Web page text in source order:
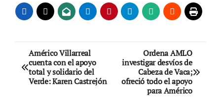
Navegación
de
Américo Villarreal
cuenta con el apoyo
total y solidario del
Verde: Karen Castrejón
Ordena AMLO
investigar desvíos de
Cabeza de Vaca;
ofreció todo el apoyo
para Américo